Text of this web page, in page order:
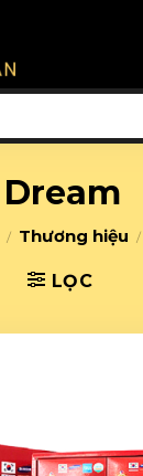
Dream
/ Thương hiệu /
LỌC